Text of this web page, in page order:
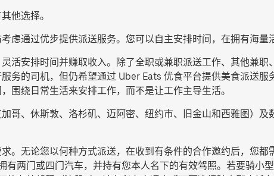
他选择。
虑通过优步提供派送服务。您可以自主安排时间，在拥有海量
活安排时间并赚取收入。除了全职或兼职派送工作、其他兼
务的司机，但仍希望通过 Uber Eats 优食平台提供美食派送
围绕日常生活来安排工作，而不是让工作主导生活。
哥、休斯敦、洛杉矶、迈阿密、纽约市、旧金山和西雅图）
。无论您以何种方式派送，在收到有条件的合作邀约后，您
有两门或四门汽车，并持有您本人名下的有效驾照。若要骑小